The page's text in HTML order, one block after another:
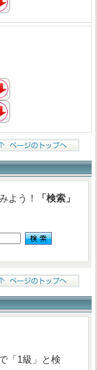
よう！
「検索」
「1級」と検